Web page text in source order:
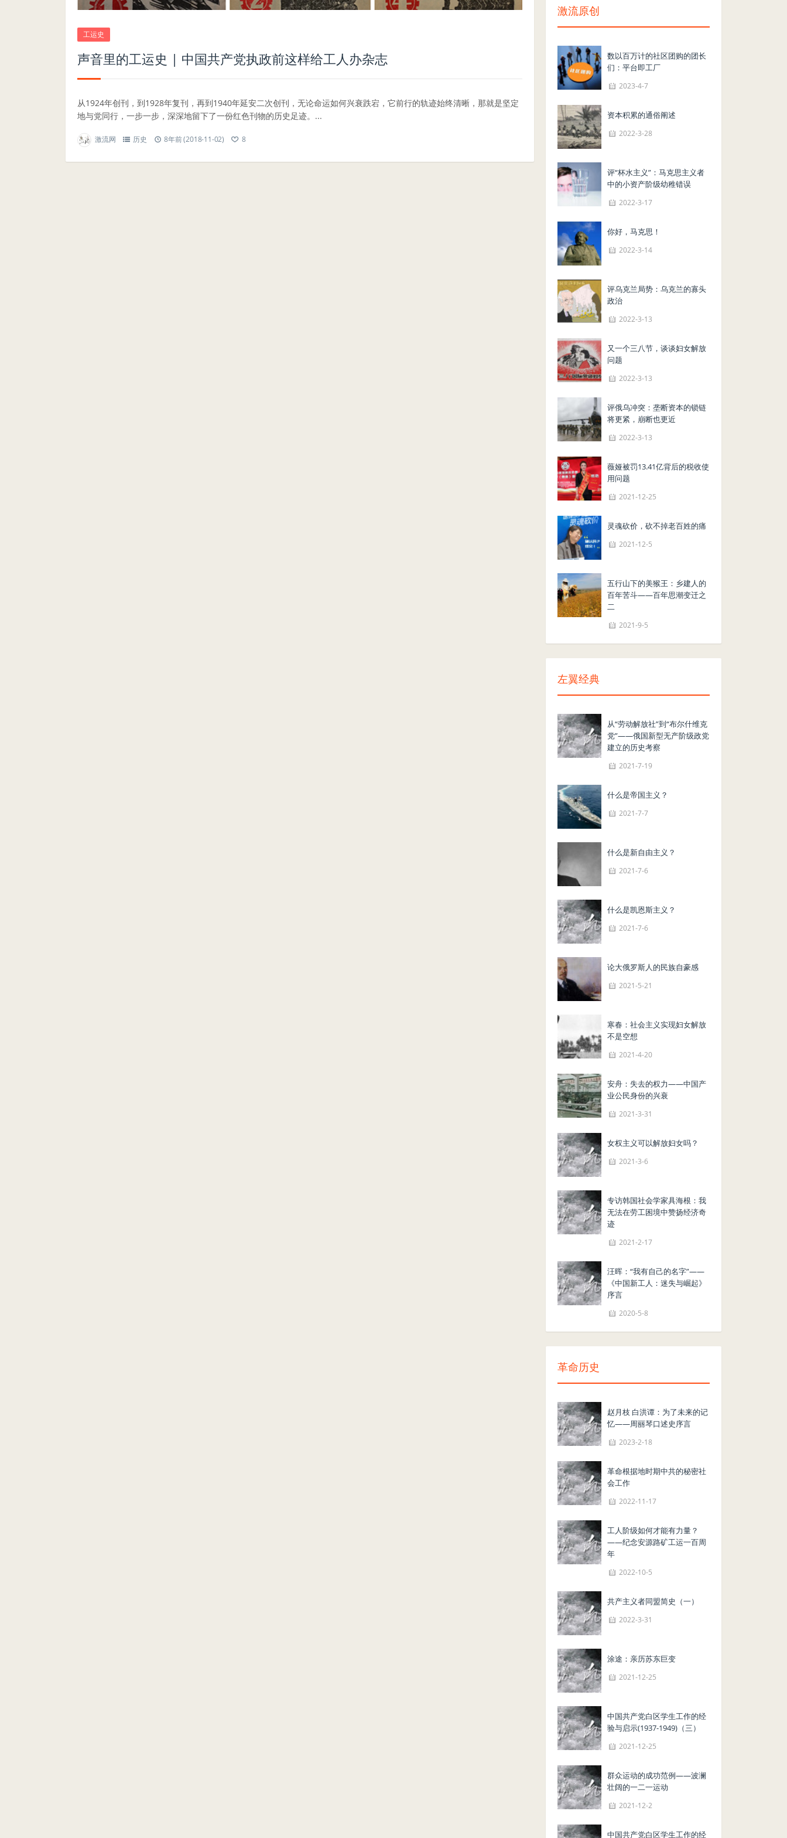
工运史
声音里的工运史 | 中国共产党执政前这样给工人办杂志
从1924年创刊，到1928年复刊，再到1940年延安二次创刊，无论命运如何兴衰跌宕，它前行的轨迹始终清晰，那就是坚定
地与党同行，一步一步，深深地留下了一份红色刊物的历史足迹。...
激流网 历史 8年前 (2018-11-02) 8
激流原创
数以百万计的社区团购的团长
们：平台即工厂
2023-4-7
资本积累的通俗阐述
2022-3-28
评“杯水主义”：马克思主义者
中的小资产阶级幼稚错误
2022-3-17
你好，马克思！
2022-3-14
评乌克兰局势：乌克兰的寡头
政治
2022-3-13
又一个三八节，谈谈妇女解放
问题
2022-3-13
评俄乌冲突：垄断资本的锁链
将更紧，崩断也更近
2022-3-13
薇娅被罚13.41亿背后的税收使
用问题
2021-12-25
灵魂砍价，砍不掉老百姓的痛
2021-12-5
五行山下的美猴王：乡建人的
百年苦斗——百年思潮变迁之
二
2021-9-5
左翼经典
从“劳动解放社”到“布尔什维克
党”——俄国新型无产阶级政党
建立的历史考察
2021-7-19
什么是帝国主义？
2021-7-7
什么是新自由主义？
2021-7-6
什么是凯恩斯主义？
2021-7-6
论大俄罗斯人的民族自豪感
2021-5-21
寒春：社会主义实现妇女解放
不是空想
2021-4-20
安舟：失去的权力——中国产
业公民身份的兴衰
2021-3-31
女权主义可以解放妇女吗？
2021-3-6
专访韩国社会学家具海根：我
无法在劳工困境中赞扬经济奇
迹
2021-2-17
汪晖：“我有自己的名字”——
《中国新工人：迷失与崛起》
序言
2020-5-8
革命历史
赵月枝 白洪谭：为了未来的记
忆——周丽琴口述史序言
2023-2-18
革命根据地时期中共的秘密社
会工作
2022-11-17
工人阶级如何才能有力量？
——纪念安源路矿工运一百周
年
2022-10-5
共产主义者同盟简史（一）
2022-3-31
涂途：亲历苏东巨变
2021-12-25
中国共产党白区学生工作的经
验与启示(1937-1949)（三）
2021-12-25
群众运动的成功范例——波澜
壮阔的一二一运动
2021-12-2
中国共产党白区学生工作的经